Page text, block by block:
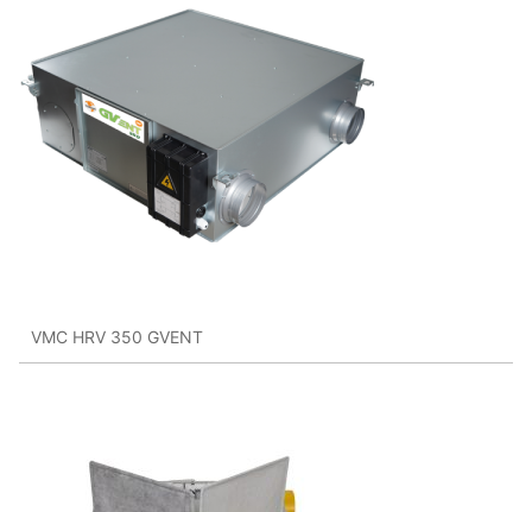
VMC HRV 350 GVENT